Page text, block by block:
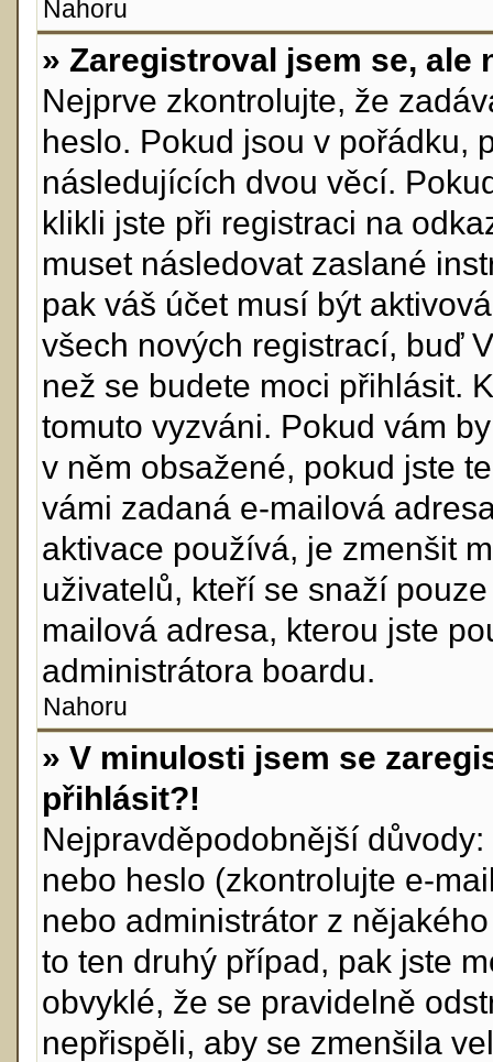
Nahoru
» Zaregistroval jsem se, ale
Nejprve zkontrolujte, že
heslo. Pokud jsou v pořádku,
následujících dvou věcí.
klikli jste při registraci na
muset následovat zaslané
pak váš účet musí být
všech nových registrací, buď
než se budete moci přihlásit.
tomuto vyzváni. Pokud vám
v něm obsažené, pokud jste
vámi zadaná e-mailová
aktivace používá, je zmenšit
uživatelů, kteří se snaží
mailová adresa, kterou jste
administrátora boardu.
Nahoru
» V minulosti jsem se
přihlásit?!
Nejpravděpodobnější
nebo heslo (zkontrolujte e-
nebo administrátor z
to ten druhý případ, pak jste
obvyklé, že se pravidelně
nepřispěli, aby se zmenšila